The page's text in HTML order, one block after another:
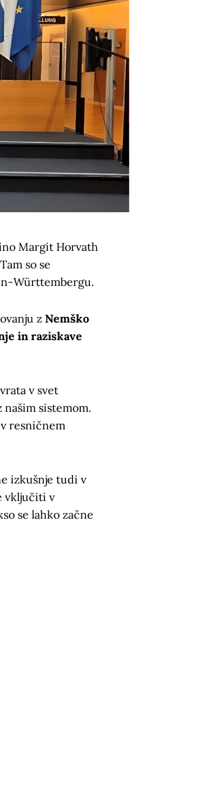
Margit Horvath
so se
Württembergu.
zNemško
in raziskave
v svet
sistemom.
resničnem
izkušnje tudi v
vključiti v
se lahko začne